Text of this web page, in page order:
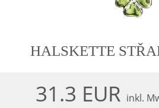
HALSKETTE
31.3 EUR inkl.